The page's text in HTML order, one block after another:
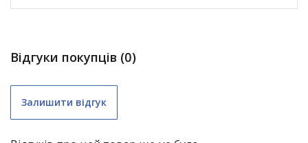
Відгуки покупців (0)
Залишити відгук